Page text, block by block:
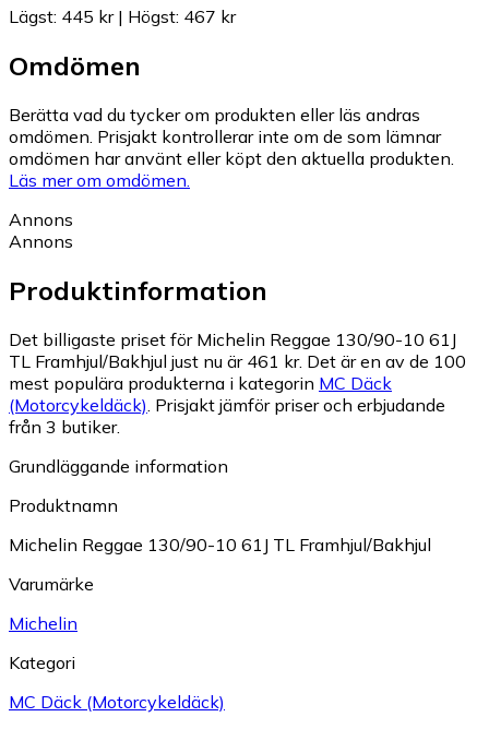
Lägst: 445 kr| Högst: 467 kr
Omdömen
Berätta vad du tycker om produkten eller läs andras
omdömen. Prisjakt kontrollerar inte om de som lämnar
omdömen har använt eller köpt den aktuella produkten.
Läs mer om omdömen.
Annons
Annons
Produktinformation
Det billigaste priset för Michelin Reggae 130/90-10 61J
TL Framhjul/Bakhjul just nu är 461 kr. Det är en av de 100
mest populära produkterna i kategorin MC Däck
(Motorcykeldäck). Prisjakt jämför priser och erbjudande
från 3 butiker.
Grundläggande information
Produktnamn
Michelin Reggae 130/90-10 61J TL Framhjul/Bakhjul
Varumärke
Michelin
Kategori
MC Däck (Motorcykeldäck)